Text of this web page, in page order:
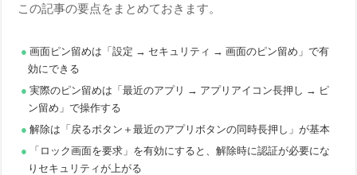
この記事の要点をまとめておきます。
画面ピン留めは「設定 → セキュリティ → 画面のピン留め」で有
効にできる
実際のピン留めは「最近のアプリ → アプリアイコン長押し → ピ
ン留め」で操作する
解除は「戻るボタン＋最近のアプリボタンの同時長押し」が基本
「ロック画面を要求」を有効にすると、解除時に認証が必要にな
りセキュリティが上がる